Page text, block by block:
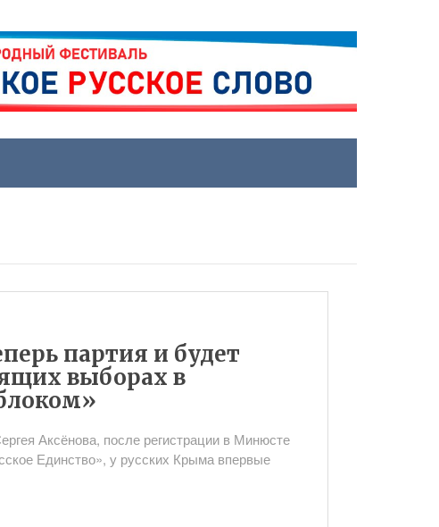
партия и будет
выборах в
Аксёнова, после регистрации в Минюсте
Единство», у русских Крыма впервые